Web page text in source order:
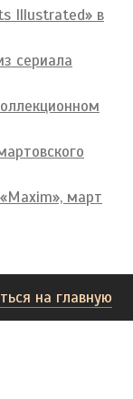
Illustrated» в
сериала
март
на главную